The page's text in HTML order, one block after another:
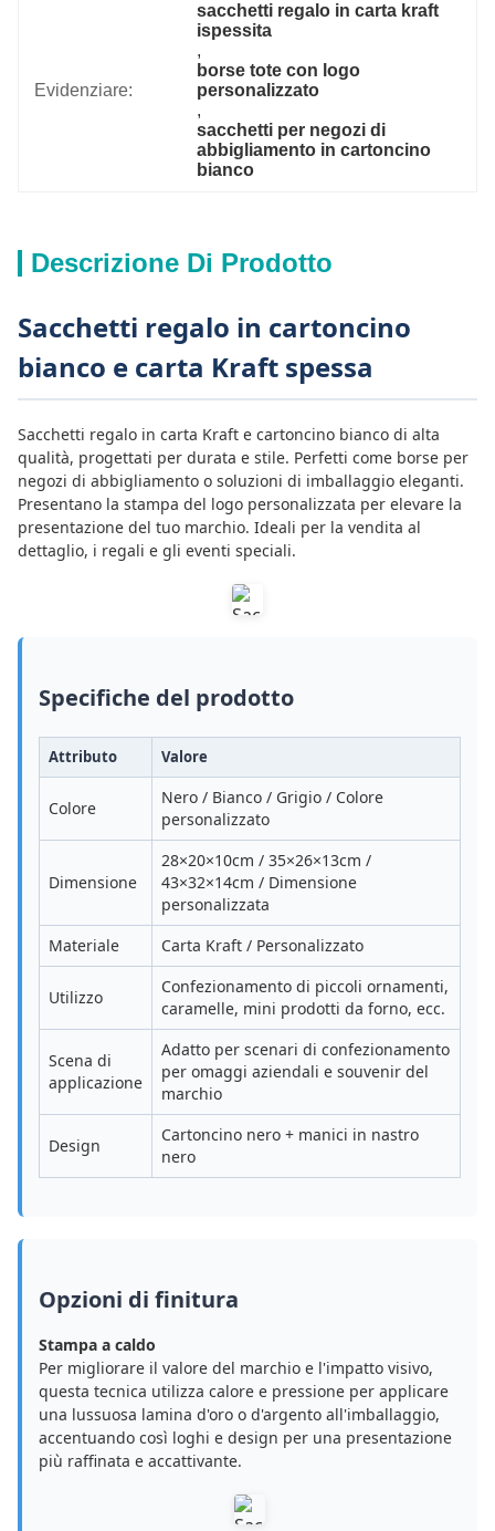
Evidenziare:
sacchetti regalo in carta kraft
ispessita
,
borse tote con logo
personalizzato
,
sacchetti per negozi di
abbigliamento in cartoncino
bianco
Descrizione Di Prodotto
Sacchetti regalo in cartoncino
bianco e carta Kraft spessa
Sacchetti regalo in carta Kraft e cartoncino bianco di alta
qualità, progettati per durata e stile. Perfetti come borse per
negozi di abbigliamento o soluzioni di imballaggio eleganti.
Presentano la stampa del logo personalizzata per elevare la
presentazione del tuo marchio. Ideali per la vendita al
dettaglio, i regali e gli eventi speciali.
Specifiche del prodotto
Attributo Valore
Colore
Nero / Bianco / Grigio / Colore
personalizzato
Dimensione
28×20×10cm / 35×26×13cm /
43×32×14cm / Dimensione
personalizzata
Materiale
Carta Kraft / Personalizzato
Utilizzo
Confezionamento di piccoli ornamenti,
caramelle, mini prodotti da forno, ecc.
Scena di
applicazione
Adatto per scenari di confezionamento
per omaggi aziendali e souvenir del
marchio
Design
Cartoncino nero + manici in nastro
nero
Opzioni di finitura
Stampa a caldo
Per migliorare il valore del marchio e l'impatto visivo,
questa tecnica utilizza calore e pressione per applicare
una lussuosa lamina d'oro o d'argento all'imballaggio,
accentuando così loghi e design per una presentazione
più raffinata e accattivante.